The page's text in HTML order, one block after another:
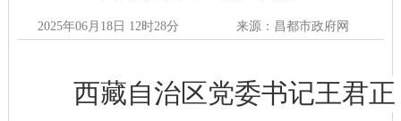
2025年06月18日 12时28分 来源：昌都市政府网
西藏自治区党委书记王君